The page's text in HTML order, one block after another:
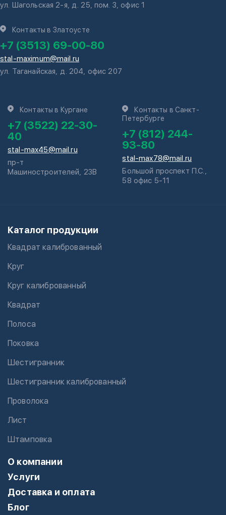
ул. Шагольская 2-я, д. 25, пом. 3, офис 1
Контакты в Златоусте
+7 (3513) 69-00-80
stal-maximum@mail.ru
ул. Таганайская, д. 204, офис 207
Контакты в Кургане
+7 (3522) 22-30-
40
stal-max45@mail.ru
пр-т
Машиностроителей, 23В
Контакты в Санкт-
Петербурге
+7 (812) 244-
93-80
stal-max78@mail.ru
Большой проспект П.С.,
58 офис 5-11
Каталог продукции
Квадрат калиброванный
Круг
Круг калиброванный
Квадрат
Полоса
Поковка
Шестигранник
Шестигранник калиброванный
Проволока
Лист
Штамповка
О компании
Услуги
Доставка и оплата
Блог